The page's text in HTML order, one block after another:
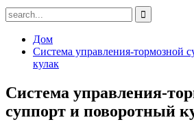
Дом
Система управления-тормозной
кулак
Система управления-
суппорт и поворотный